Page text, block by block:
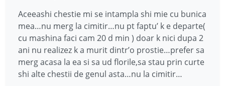
Aceeashi chestie mi se intampla shi mie cu bunica
mea…nu merg la cimitir…nu pt faptu’ k e departe(
cu mashina faci cam 20 d min ) doar k nici dupa 2
ani nu realizez k a murit dintr’o prostie…prefer sa
merg acasa la ea si sa ud florile,sa stau prin curte
shi alte chestii de genul asta…nu la cimitir…